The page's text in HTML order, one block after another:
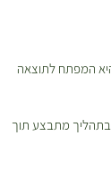
המפתח לתוצאה
בתהליך מתבצע תוך